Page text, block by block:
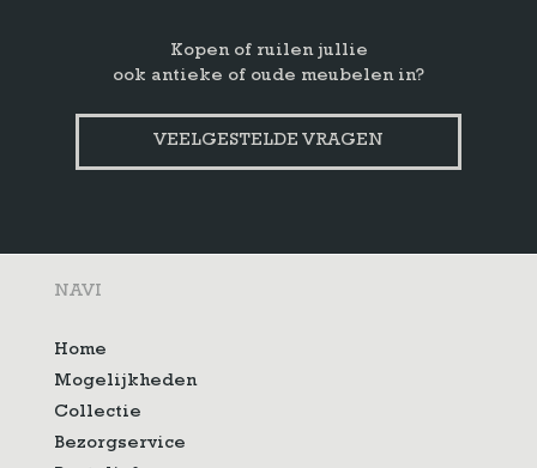
Kopen of ruilen jullie
ook antieke of oude meubelen in?
VEELGESTELDE VRAGEN
NAVI
Home
Mogelijkheden
Collectie
Bezorgservice